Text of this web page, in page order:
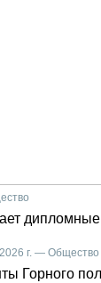
г. — Общество
Горного